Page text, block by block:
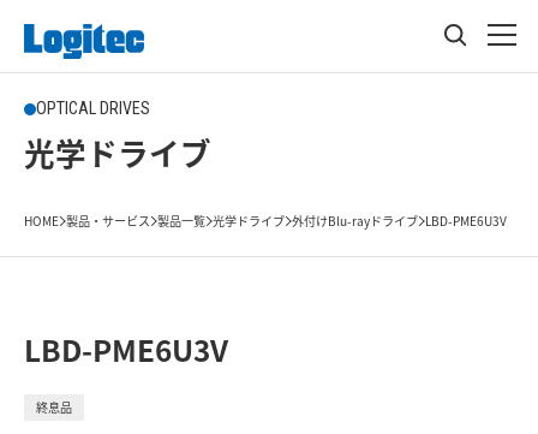
OPTICAL DRIVES
光学ドライブ
HOME 製品・サービス 製品一覧 光学ドライブ 外付けBlu-rayドライブ LBD-PME6U3V
LBD-PME6U3V
終息品